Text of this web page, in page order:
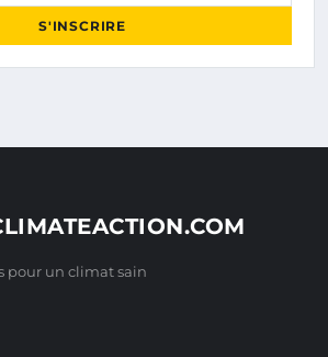
S'INSCRIRE
pour un climat sain